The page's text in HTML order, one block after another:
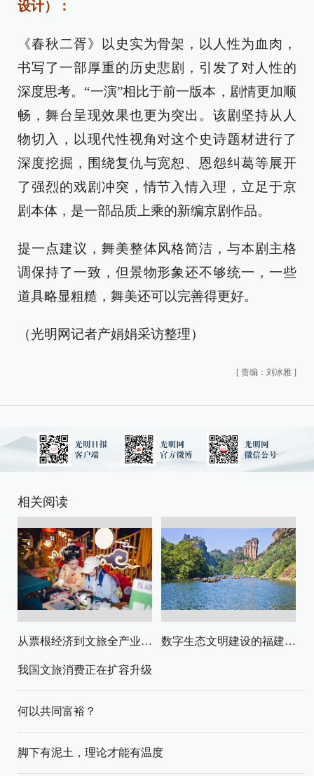
设计）：
《春秋二胥》以史实为骨架，以人性为血肉，
书写了一部厚重的历史悲剧，引发了对人性的
深度思考。“一演”相比于前一版本，剧情更加顺
畅，舞台呈现效果也更为突出。该剧坚持从人
物切入，以现代性视角对这个史诗题材进行了
深度挖掘，围绕复仇与宽恕、恩怨纠葛等展开
了强烈的戏剧冲突，情节入情入理，立足于京
剧本体，是一部品质上乘的新编京剧作品。
提一点建议，舞美整体风格简洁，与本剧主格
调保持了一致，但景物形象还不够统一，一些
道具略显粗糙，舞美还可以完善得更好。
（光明网记者产娟娟采访整理）
[ 责编：刘冰雅 ]
相关阅读
从票根经济到文旅全产业链升级 数字生态文明建设的福建路径与启示
我国文旅消费正在扩容升级
何以共同富裕？
脚下有泥土，理论才能有温度